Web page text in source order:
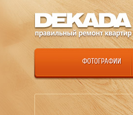
ФОТОГРАФИИ